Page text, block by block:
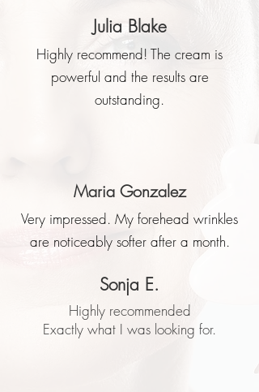
Julia Blake
Highly recommend! The cream is
powerful and the results are
outstanding.
Maria Gonzalez
Very impressed. My forehead wrinkles
are noticeably softer after a month.
Sonja E.
Highly recommended
Exactly what I was looking for.